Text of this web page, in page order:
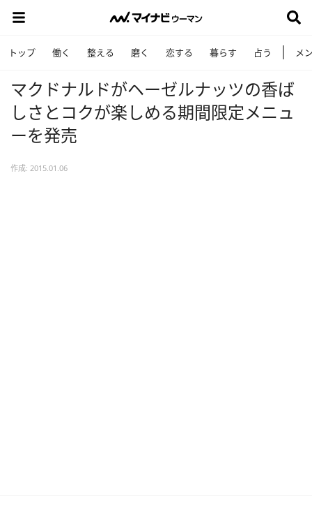
トップ 働く 整える 磨く 恋する 暮らす 占う メ
マクドナルドがヘーゼルナッツの香ば
しさとコクが楽しめる期間限定メニュ
ーを発売
作成: 2015.01.06